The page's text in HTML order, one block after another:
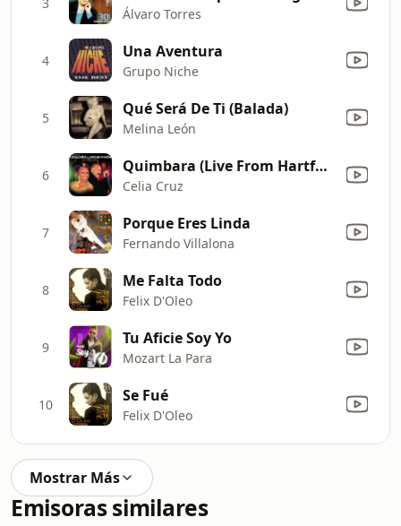
Álvaro Torres
4 Una Aventura
Grupo Niche
5 Qué Será De Ti (Balada)
Melina León
6 Quimbara (Live From Hartford,CT/1999)
Celia Cruz
7 Porque Eres Linda
Fernando Villalona
8 Me Falta Todo
Felix D'Oleo
9 Tu Aficie Soy Yo
Mozart La Para
10 Se Fué
Felix D'Oleo
Mostrar Más
Emisoras similares